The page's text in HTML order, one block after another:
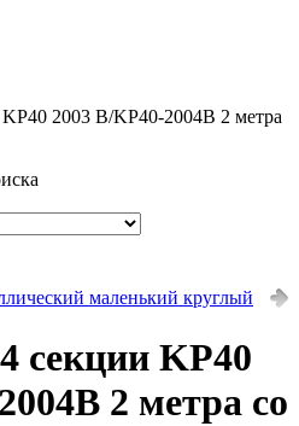
2003 B/KP40-2004B 2 метра
маленький круглый
секции KP40
2 метра со